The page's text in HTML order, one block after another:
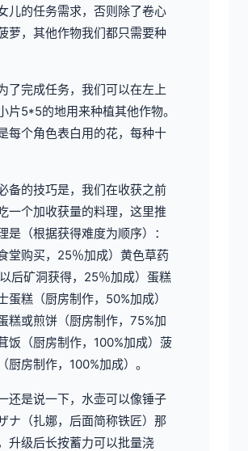
儿的任务需求，否则除了卷心
萝，其他作物我们都只需要种
了完成任务，我们可以在左上
片5*5的地用来种植其他作物。
每个角色表白用的花，每种十
备的技巧是，我们在收获之前
一个加收获量的料理，这里推
是（根据获得难度为顺序）：
堂购买，25％加成）黄色草药
以后矿洞获得，25％加成）蛋糕
蛋糕（厨房制作，50%加成）
糕或煎饼（厨房制作，75%加
饭（厨房制作，100%加成）菠
厨房制作，100%加成）。
还是说一下，水壶可以像锤子
ナ（扎娜，后面简称铁匠）那
升级后长按蓄力可以批量浇